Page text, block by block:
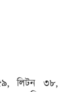
লিটন ৩৮,